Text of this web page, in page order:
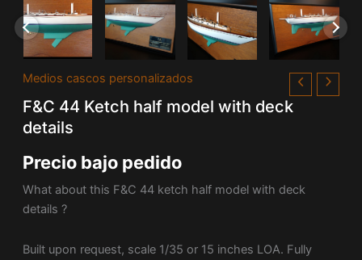
Medios cascos personalizados
F&C 44 Ketch half model with deck
details
Precio bajo pedido
What about this F&C 44 ketch half model with deck
details ?
Built upon request, scale 1/35 or 15 inches LOA. Fully